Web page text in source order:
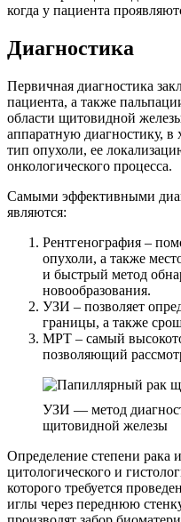
когда у пациента
Диагностика
Первичная диагностика
пациента, а также
области щитовидной
аппаратную диагностику, в
тип опухоли, ее
онкологического процесса.
Самыми эффективными
являются:
Рентгенография –
опухоли, а также
и быстрый метод
новообразования.
УЗИ – позволяет
границы, а также
МРТ – самый
позволяющий
УЗИ — метод
щитовидной железы
Определение степени рака
цитологического и
которого требуется
иглы через переднюю